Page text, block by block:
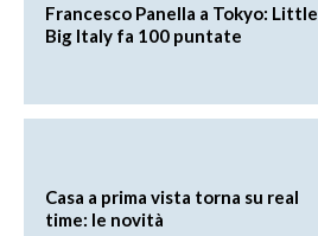
Francesco Panella a Tokyo: Little
Big Italy fa 100 puntate
Casa a prima vista torna su real
time: le novità